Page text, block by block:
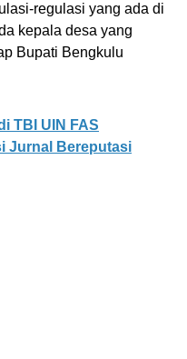
regulasi yang ada di
kepala desa yang
Bupati Bengkulu
TBI UIN FAS
Jurnal Bereputasi